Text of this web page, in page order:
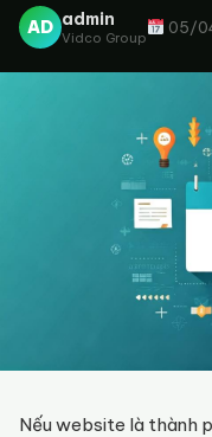
AD admin
Vidco Group
05/
Nếu website là thành